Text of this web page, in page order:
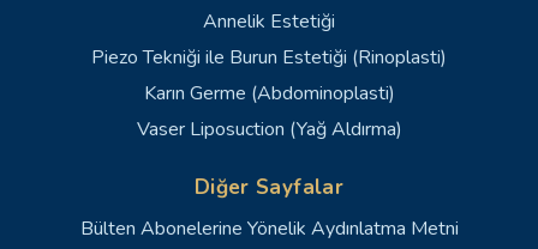
Annelik Estetiği
Piezo Tekniği ile Burun Estetiği (Rinoplasti)
Karın Germe (Abdominoplasti)
Vaser Liposuction (Yağ Aldırma)
Diğer Sayfalar
Bülten Abonelerine Yönelik Aydınlatma Metni